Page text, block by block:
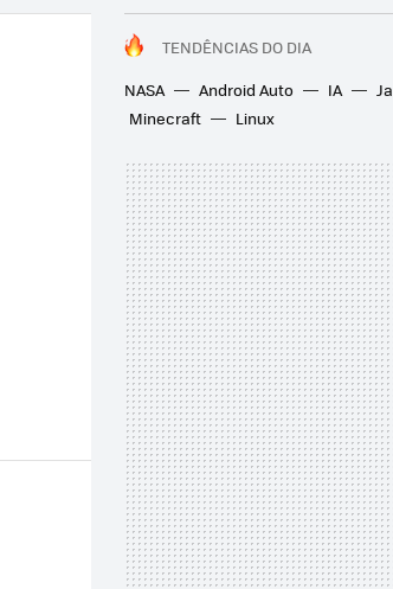
TENDÊNCIAS DO DIA
NASA
Android Auto IA
Minecraft
Linux